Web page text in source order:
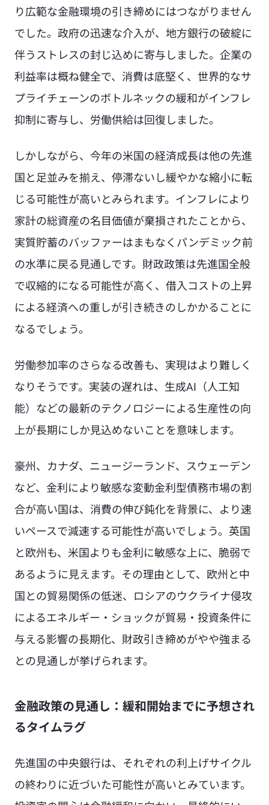
り広範な金融環境の引き締めにはつながりません
でした。政府の迅速な介入が、地方銀行の破綻に
伴うストレスの封じ込めに寄与しました。企業の
利益率は概ね健全で、消費は底堅く、世界的なサ
プライチェーンのボトルネックの緩和がインフレ
抑制に寄与し、労働供給は回復しました。
しかしながら、今年の米国の経済成長は他の先進
国と足並みを揃え、停滞ないし緩やかな縮小に転
じる可能性が高いとみられます。インフレにより
家計の総資産の名目価値が棄損されたことから、
実質貯蓄のバッファーはまもなくパンデミック前
の水準に戻る見通しです。財政政策は先進国全般
で収縮的になる可能性が高く、借入コストの上昇
による経済への重しが引き続きのしかかることに
なるでしょう。
労働参加率のさらなる改善も、実現はより難しく
なりそうです。実装の遅れは、生成AI（人工知
能）などの最新のテクノロジーによる生産性の向
上が長期にしか見込めないことを意味します。
豪州、カナダ、ニュージーランド、スウェーデン
など、金利により敏感な変動金利型債務市場の割
合が高い国は、消費の伸び鈍化を背景に、より速
いペースで減速する可能性が高いでしょう。英国
と欧州も、米国よりも金利に敏感な上に、脆弱で
あるように見えます。その理由として、欧州と中
国との貿易関係の低迷、ロシアのウクライナ侵攻
によるエネルギー・ショックが貿易・投資条件に
与える影響の長期化、財政引き締めがやや強まる
との見通しが挙げられます。
金融政策の見通し：緩和開始までに予想され
るタイムラグ
先進国の中央銀行は、それぞれの利上げサイクル
の終わりに近づいた可能性が高いとみています。